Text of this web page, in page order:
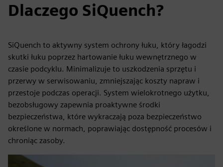
Dlaczego SiQuench?
SiQuench to aktywny system ochrony łuku, który łagodzi
skutki łuku poprzez hartowanie łuku wewnętrznego w
czasie podcyklu. Minimalizuje to uszkodzenia sprzętu i
przerwy w serwisowaniu, zmniejszając koszty napraw i
przestoje podczas operacji. System wielokrotnego użytku,
bezobsługowy zapewnia proaktywne środki
bezpieczeństwa, które wykraczają poza bezpieczeństwo
określone w normach, poprawiając dostępność procesów i
chroniąc zasoby.